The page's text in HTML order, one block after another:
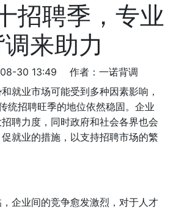
招聘季，专业
来助力
30 13:49 作者：一诺背调
就业市场可能受到多种因素影响，
统招聘旺季的地位依然稳固。企业
聘力度，同时政府和社会各界也会
就业的措施，以支持招聘市场的繁
企业间的竞争愈发激烈，对于人才